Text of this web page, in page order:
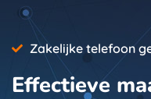
Zakelijke telefoon
Effectieve